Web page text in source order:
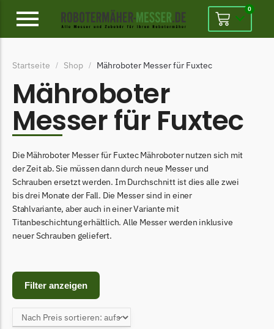
Begrenzungsdraht
Ambrogio
Ambrogio Messer
Begrenzungsdraht
Belrobotics
Belrobotics Messer
Begrenzungsdraht
Black & Decker
Begrenzungsdraht
Bosch Indego
Bosch Indego Messer
0
Startseite / Shop / Mähroboter Messer für Fuxtec
Mähroboter
Messer für Fuxtec
Die Mähroboter Messer für Fuxtec Mähroboter nutzen sich mit
der Zeit ab. Sie müssen dann durch neue Messer und
Schrauben ersetzt werden. Im Durchschnitt ist dies alle zwei
bis drei Monate der Fall. Die Messer sind in einer
Stahlvariante, aber auch in einer Variante mit
Titanbeschichtung erhältlich. Alle Messer werden inklusive
neuer Schrauben geliefert.
Filter anzeigen